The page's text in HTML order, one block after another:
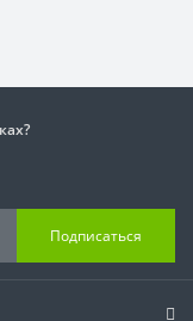
Подписаться